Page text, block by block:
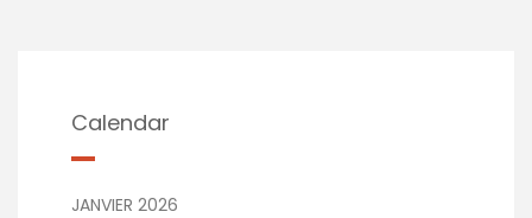
Calendar
JANVIER 2026